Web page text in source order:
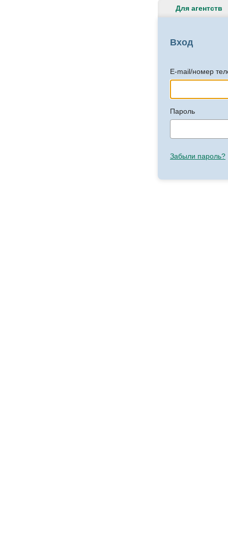
Для агентств
Вход
E-mail/номер
Пароль
Забыли пароль?